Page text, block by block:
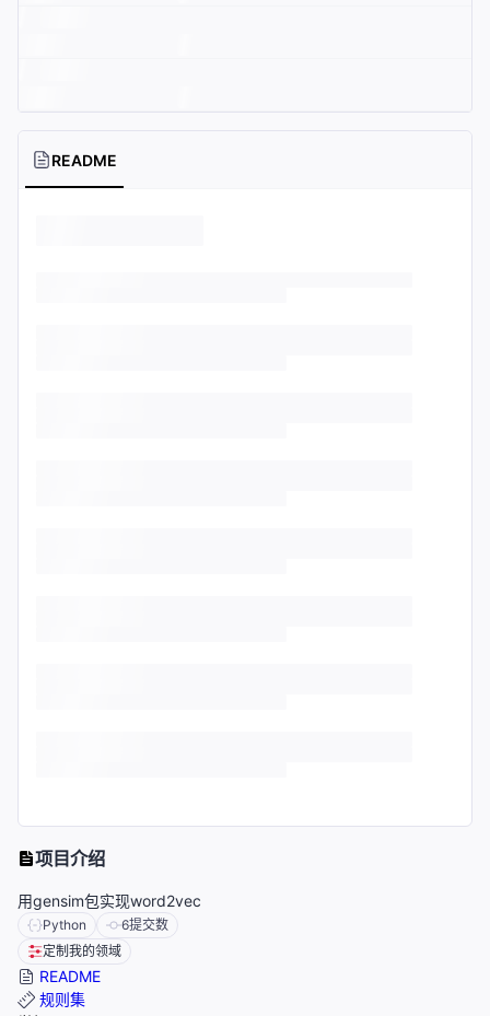
README
项目介绍
用gensim包实现word2vec
Python 6提交数
定制我的领域
README
规则集